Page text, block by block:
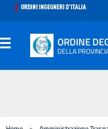
ORDINE
DELLA